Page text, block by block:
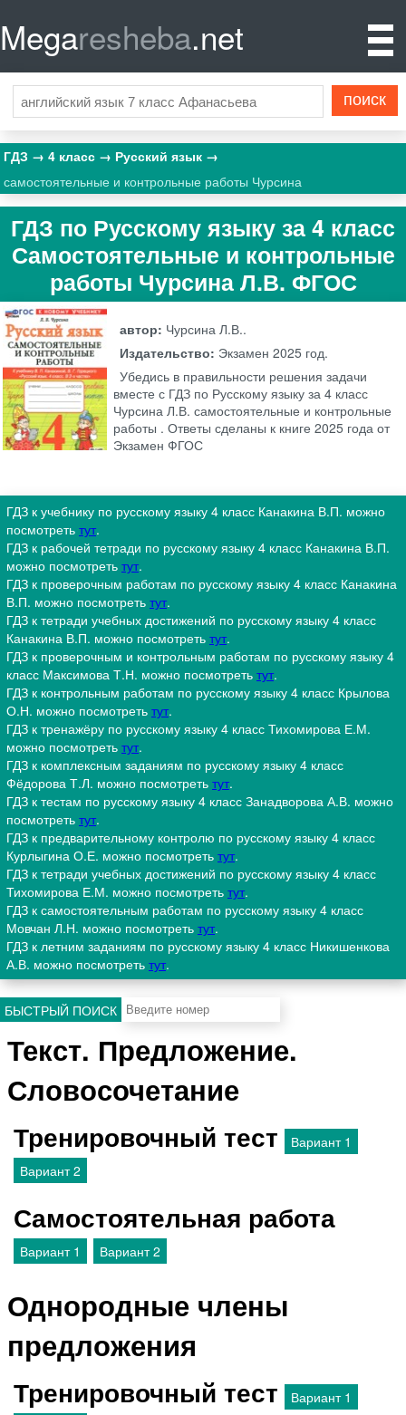
Megaresheba.net
ГДЗ 4 класс
Русский язык
самостоятельные и контрольные работы Чурсина
ГДЗ по Русскому языку за 4 класс
Самостоятельные и контрольные
работы Чурсина Л.В. ФГОС
автор: Чурсина Л.В..
Издательство: Экзамен 2025 год.
Убедись в правильности решения задачи
вместе с ГДЗ по Русскому языку за 4 класс
Чурсина Л.В. самостоятельные и контрольные
работы . Ответы сделаны к книге 2025 года от
Экзамен ФГОС
ГДЗ к учебнику по русскому языку 4 класс Канакина В.П. можно
посмотреть тут.
ГДЗ к рабочей тетради по русскому языку 4 класс Канакина В.П.
можно посмотреть тут.
ГДЗ к проверочным работам по русскому языку 4 класс Канакина
В.П. можно посмотреть тут.
ГДЗ к тетради учебных достижений по русскому языку 4 класс
Канакина В.П. можно посмотреть тут.
ГДЗ к проверочным и контрольным работам по русскому языку 4
класс Максимова Т.Н. можно посмотреть тут.
ГДЗ к контрольным работам по русскому языку 4 класс Крылова
О.Н. можно посмотреть тут.
ГДЗ к тренажёру по русскому языку 4 класс Тихомирова Е.М.
можно посмотреть тут.
ГДЗ к комплексным заданиям по русскому языку 4 класс
Фёдорова Т.Л. можно посмотреть тут.
ГДЗ к тестам по русскому языку 4 класс Занадворова А.В. можно
посмотреть тут.
ГДЗ к предварительному контролю по русскому языку 4 класс
Курлыгина О.Е. можно посмотреть тут.
ГДЗ к тетради учебных достижений по русскому языку 4 класс
Тихомирова Е.М. можно посмотреть тут.
ГДЗ к самостоятельным работам по русскому языку 4 класс
Мовчан Л.Н. можно посмотреть тут.
ГДЗ к летним заданиям по русскому языку 4 класс Никишенкова
А.В. можно посмотреть тут.
БЫСТРЫЙ ПОИСК
Текст. Предложение.
Словосочетание
Тренировочный тест
Вариант 1
Вариант 2
Самостоятельная работа
Вариант 1 Вариант 2
Однородные члены
предложения
Тренировочный тест
Вариант 1